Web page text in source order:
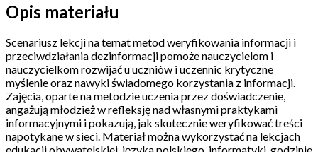
Opis materiału
Scenariusz lekcji na temat metod weryfikowania informacji i
przeciwdziałania dezinformacji pomoże nauczycielom i
nauczycielkom rozwijać u uczniów i uczennic krytyczne
myślenie oraz nawyki świadomego korzystania z informacji.
Zajęcia, oparte na metodzie uczenia przez doświadczenie,
angażują młodzież w refleksję nad własnymi praktykami
informacyjnymi i pokazują, jak skutecznie weryfikować treści
napotykane w sieci. Materiał można wykorzystać na lekcjach